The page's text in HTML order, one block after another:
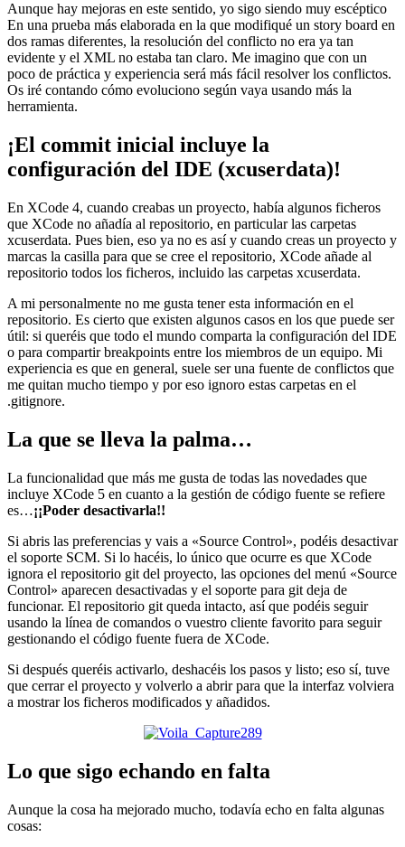
Aunque hay mejoras en este sentido, yo sigo siendo muy escéptico
En una prueba más elaborada en la que modifiqué un story board en
dos ramas diferentes, la resolución del conflicto no era ya tan
evidente y el XML no estaba tan claro. Me imagino que con un
poco de práctica y experiencia será más fácil resolver los conflictos.
Os iré contando cómo evoluciono según vaya usando más la
herramienta.
¡El commit inicial incluye la
configuración del IDE (xcuserdata)!
En XCode 4, cuando creabas un proyecto, había algunos ficheros
que XCode no añadía al repositorio, en particular las carpetas
xcuserdata. Pues bien, eso ya no es así y cuando creas un proyecto y
marcas la casilla para que se cree el repositorio, XCode añade al
repositorio todos los ficheros, incluido las carpetas xcuserdata.
A mi personalmente no me gusta tener esta información en el
repositorio. Es cierto que existen algunos casos en los que puede ser
útil: si queréis que todo el mundo comparta la configuración del IDE
o para compartir breakpoints entre los miembros de un equipo. Mi
experiencia es que en general, suele ser una fuente de conflictos que
me quitan mucho tiempo y por eso ignoro estas carpetas en el
.gitignore.
La que se lleva la palma…
La funcionalidad que más me gusta de todas las novedades que
incluye XCode 5 en cuanto a la gestión de código fuente se refiere
es…¡¡Poder desactivarla!!
Si abris las preferencias y vais a «Source Control», podéis desactivar
el soporte SCM. Si lo hacéis, lo único que ocurre es que XCode
ignora el repositorio git del proyecto, las opciones del menú «Source
Control» aparecen desactivadas y el soporte para git deja de
funcionar. El repositorio git queda intacto, así que podéis seguir
usando la línea de comandos o vuestro cliente favorito para seguir
gestionando el código fuente fuera de XCode.
Si después queréis activarlo, deshacéis los pasos y listo; eso sí, tuve
que cerrar el proyecto y volverlo a abrir para que la interfaz volviera
a mostrar los ficheros modificados y añadidos.
Lo que sigo echando en falta
Aunque la cosa ha mejorado mucho, todavía echo en falta algunas
cosas: